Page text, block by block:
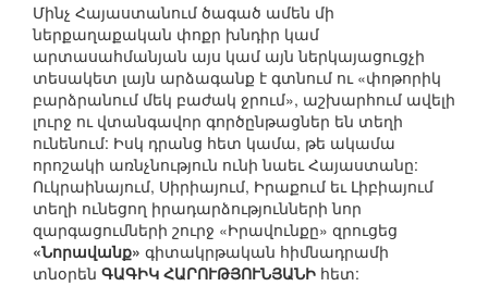
Մինչ Հայաստանում ծագած ամեն մի
ներքաղաքական փոքր խնդիր կամ
արտասահմանյան այս կամ այն ներկայացուցչի
տեսակետ լայն արձագանք է գտնում ու «փոթորիկ
բարձրանում մեկ բաժակ ջրում», աշխարհում ավելի
լուրջ ու վտանգավոր գործընթացներ են տեղի
ունենում: Իսկ դրանց հետ կամա, թե ակամա
որոշակի առնչնություն ունի նաեւ Հայաստանը:
Ուկրաինայում, Սիրիայում, Իրաքում եւ Լիբիայում
տեղի ունեցող իրադարձությունների նոր
զարգացումների շուրջ «Իրավունքը» զրուցեց
«Նորավանք» գիտակրթական հիմնադրամի
տնօրեն ԳԱԳԻԿ ՀԱՐՈՒԹՅՈՒՆՅԱՆԻ հետ: